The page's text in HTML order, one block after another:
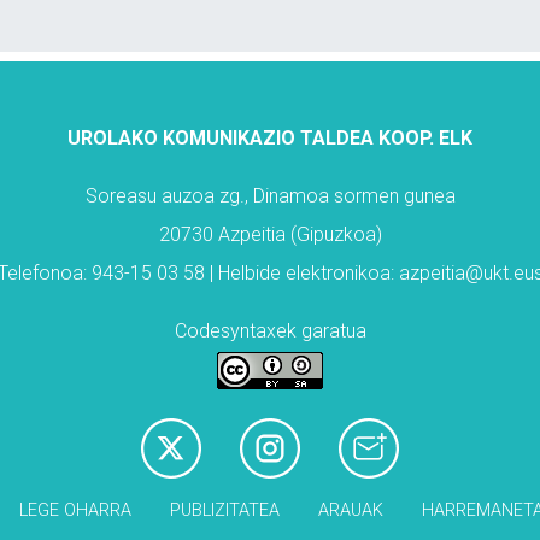
UROLAKO KOMUNIKAZIO TALDEA KOOP. ELK
Soreasu auzoa zg., Dinamoa sormen gunea
20730 Azpeitia (Gipuzkoa)
943-15 03 58 | Helbide elektronikoa:
Codesyntaxek garatua
LEGE OHARRA PUBLIZITATEA ARAUAK